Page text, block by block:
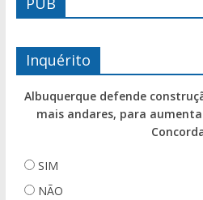
Inquérito
Albuquerque defende
mais andares, para
SIM
NÃO